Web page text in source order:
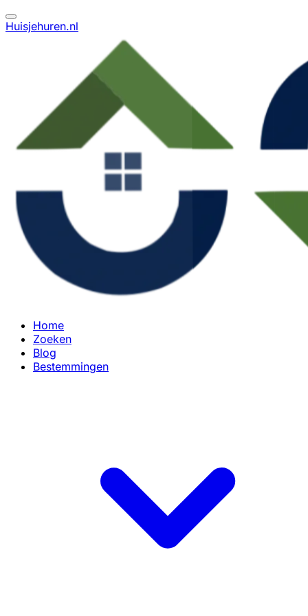
Huisjehuren.nl
Home
Zoeken
Blog
Bestemmingen